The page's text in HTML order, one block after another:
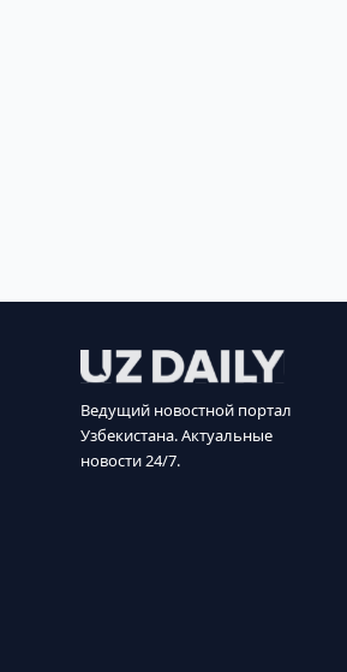
Ведущий новостной портал
Узбекистана. Актуальные
новости 24/7.